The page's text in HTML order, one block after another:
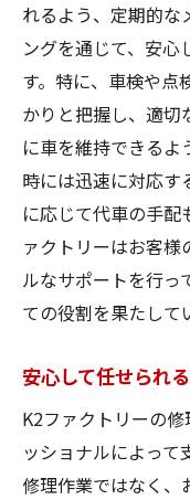
れるよう、定期的な
ングを通じて、安心
す。特に、車検や点
かりと把握し、適切
に車を維持できるよ
時には迅速に対応
に応じて代車の手配
ァクトリーはお客様
ルなサポートを行っ
ての役割を果たして
安心して任せられ
K2ファクトリーの
ッショナルによって
修理作業ではなく、